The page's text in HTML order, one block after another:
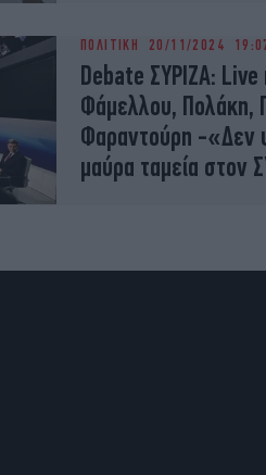
ΠΟΛΙΤΙΚΗ 20/11/2024
Debate ΣΥΡΙΖΑ: Live
Φάμελλου, Πολάκη,
Φαραντούρη -«Δεν
μαύρα ταμεία στον